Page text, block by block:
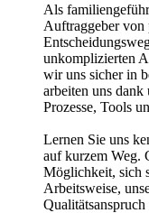
Als
Auftraggeber von
unkomplizierten
wir uns sicher in
arbeiten uns
Prozesse, Tools
Lernen Sie uns
auf kurzem Weg.
Möglichkeit, sich
Arbeitsweise,
Qualitätsanspruch